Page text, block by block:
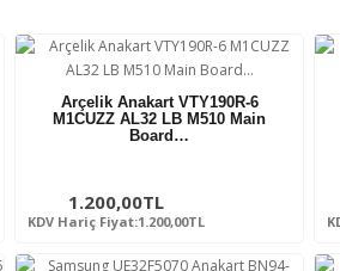
Arçelik Anakart VTY190R-6
M1CUZZ AL32 LB M510 Main
Board…
1.200,00TL
KDV Hariç Fiyat:1.200,00TL